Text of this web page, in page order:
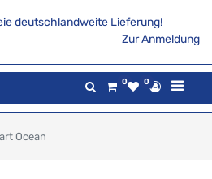
deutschlandweite Lieferung!
Zur Anmeldung
0 0
Ocean